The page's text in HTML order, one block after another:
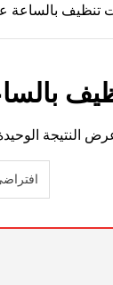
تنظيف بالساعة
النتيجة